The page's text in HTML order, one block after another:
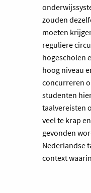
zouden
moeten
reguliere
hogescholen
hoog niveau
concurreren
studenten
taalvereisten
veel te krap
gevonden
Nederlandse
context